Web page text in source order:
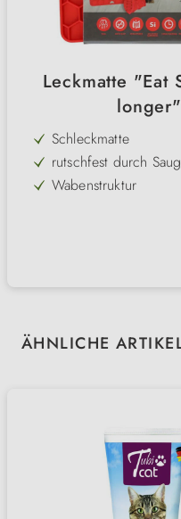
Leckmatte "Eat
longer"
Schleckmatte
rutschfest durch
Wabenstruktur
Produktgalerie
ÄHNLICHE